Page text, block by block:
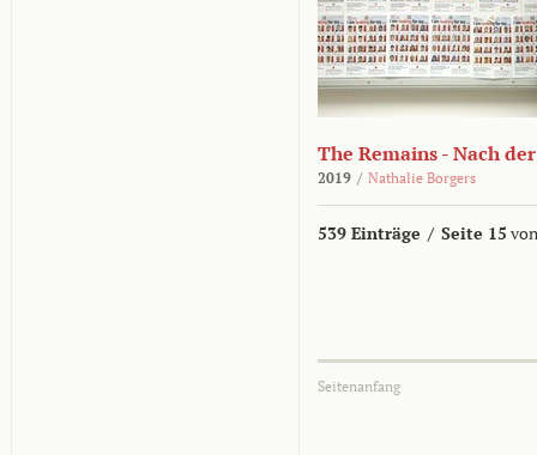
The Remains - Nach
2019 / Nathalie Borgers
539 Einträge / Seite 15
Seitenanfang